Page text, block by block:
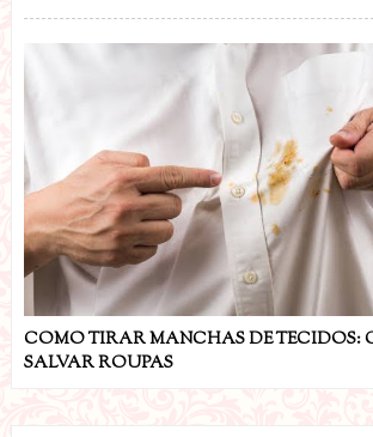
COMO TIRAR MANCHAS DE TECIDOS:
SALVAR ROUPAS